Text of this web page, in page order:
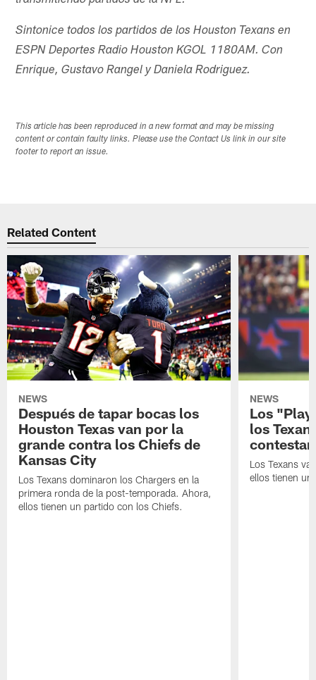
Sintonice todos los partidos de los Houston Texans en
ESPN Deportes Radio Houston KGOL 1180AM. Con
Enrique, Gustavo Rangel y Daniela Rodriguez.
This article has been reproduced in a new format and may be missing
content or contain faulty links. Please use the Contact Us link in our site
footer to report an issue.
Related Content
NEWS
Después de tapar bocas los
Houston Texas van por la
grande contra los Chiefs de
Kansas City
Los Texans dominaron los Chargers en la
primera ronda de la post-temporada. Ahora,
ellos tienen un partido con los Chiefs.
NEWS
Los
los
contestar
Los Texans
ellos tienen un